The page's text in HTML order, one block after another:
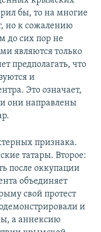
бы, то на многие
но к сожалению
до сих пор не
являются только
предполагать, что
и
Это означает,
они направлены
признака.
татары. Второе:
после оккупации
объединяет
свой протест
и
а аннексию